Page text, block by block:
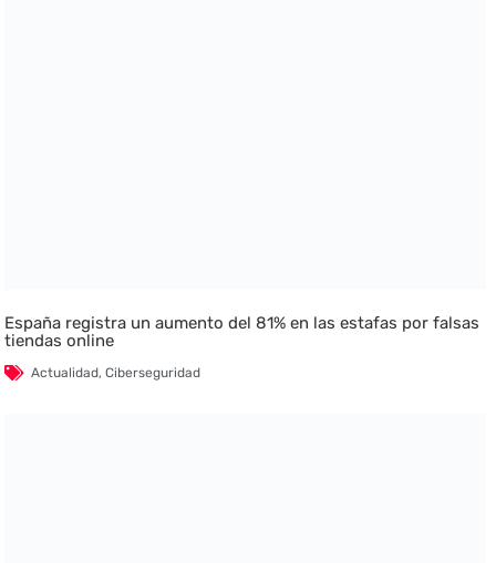
España registra un aumento del 81% en las estafas por falsas
tiendas online
Actualidad,Ciberseguridad